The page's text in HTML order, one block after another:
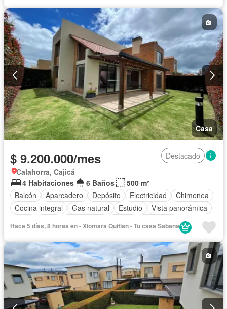
Patio
Vigilante Seguridad privada
Permite mascotas
Permite niños
Solo familias
Casa
$ 9.200.000/mes
Destacado
Calahorra, Cajicá
4 Habitaciones
6 Baños
500 m²
Balcón
Aparcadero Depósito Electricidad
Chimenea
Cocina integral
Gas natural Estudio
Vista panorámica
Sauna
Seguridad privada
Piscina
Cancha de tenis
Permite mascotas
Permite niños Solo familias
Hace 5 días, 8 horas en - Xiomara Quitian - Tu casa Sabana